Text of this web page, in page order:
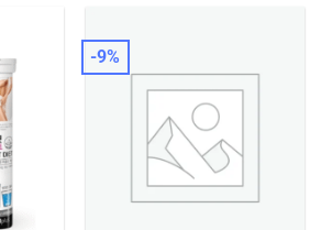
-9%